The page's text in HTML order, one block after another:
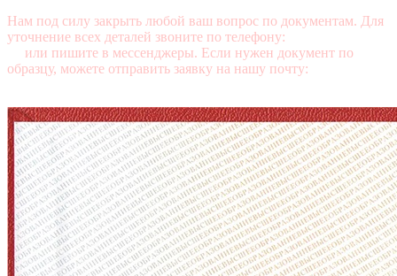
Нам под силу закрыть любой ваш вопрос по документам. Для
уточнение всех деталей звоните по телефону:
или пишите в мессенджеры. Если нужен документ по
образцу, можете отправить заявку на нашу почту: